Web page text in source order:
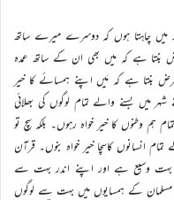
میں چاہتا ہوں کہ دوسرے میرے ساتھ
بنتا ہے کہ میں بھی ان کے ساتھ عمدہ
بنتا ہے کہ مَیں اپنے ہمسائے کا خیر
میں بسنے والے تمام لوگوں کی بھلائی
وطنوں کا خیر خواہ رہوں۔ بلکہ سچ تو
انسانوں کاسچا خیر خواہ بنوں۔ قرآن
بہت وسیع ہے اور اپنے اندر بہت سے
کے ہمسایوں میں بہت سے لوگوں